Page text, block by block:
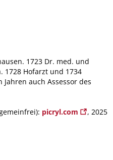
1723 Dr. med. und
1728 Hofarzt und 1734
auch Assessor des
picryl.com , 2025